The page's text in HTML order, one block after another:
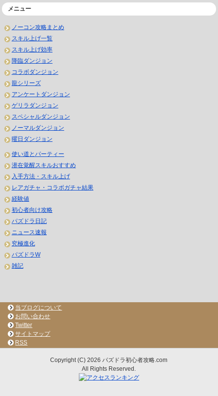
メニュー
ノーコン攻略まとめ
スキル上げ一覧
スキル上げ効率
降臨ダンジョン
コラボダンジョン
龍シリーズ
アンケートダンジョン
ゲリラダンジョン
スペシャルダンジョン
ノーマルダンジョン
曜日ダンジョン
使い道とパーティー
潜在覚醒スキルおすすめ
入手方法・スキル上げ
レアガチャ・コラボガチャ結果
経験値
初心者向け攻略
パズドラ日記
ニュース速報
究極進化
パズドラW
雑記
当ブログについて
お問い合わせ
Twitter
サイトマップ
RSS
Copyright (C) 2026 パズドラ初心者攻略.com
All Rights Reserved.